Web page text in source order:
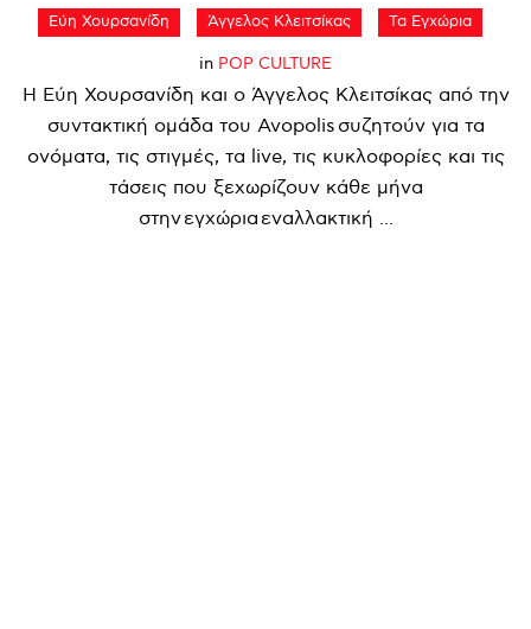
Εύη Χουρσανίδη Άγγελος Κλειτσίκας Τα Εγχώρια
in POP CULTURE
Η Εύη Χουρσανίδη και ο Άγγελος Κλειτσίκας από την
συντακτική ομάδα του Avopolis συζητούν για τα
ονόματα, τις στιγμές, τα live, τις κυκλοφορίες και τις
τάσεις που ξεχωρίζουν κάθε μήνα
στην εγχώρια εναλλακτική ...